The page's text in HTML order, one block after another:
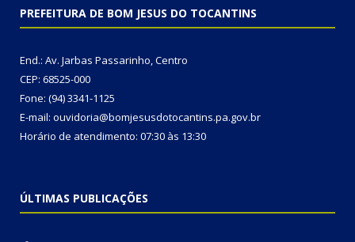
PREFEITURA DE BOM JESUS DO TOCANTINS
End.: Av. Jarbas Passarinho, Centro
CEP: 68525-000
Fone: (94) 3341-1125
E-mail: ouvidoria@bomjesusdotocantins.pa.gov.br
Horário de atendimento: 07:30 às 13:30
ÚLTIMAS PUBLICAÇÕES